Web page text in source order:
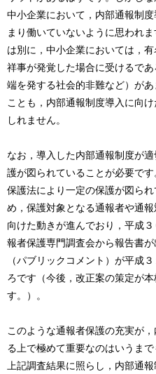
中小企業において，内部通報制
まり働いていないように思われ
は別に，中小企業においては，
祥事が発覚した場合に受けるで
端を発する社会的非難など）が
ことも，内部通報制度導入に向
しれません。
なお，導入した内部通報制度が
護が図られていることが必要で
保護法により一定の保護が図ら
め，保護対象となる通報者や通
向けた動きが進んでおり，平成
報者保護専門調査会から報告書
（パブリックコメント）が平成
ろです（今後，改正案の策定が
す。）。
このような通報者保護の充実が
る上で極めて重要なのはいうま
上記調査結果に照らし，内部通